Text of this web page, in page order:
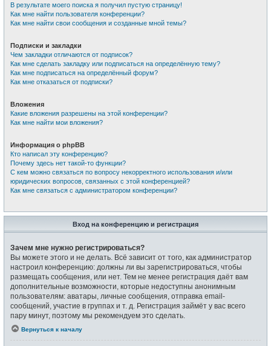
В результате моего поиска я получил пустую страницу!
Как мне найти пользователя конференции?
Как мне найти свои сообщения и созданные мной темы?
Подписки и закладки
Чем закладки отличаются от подписок?
Как мне сделать закладку или подписаться на определённую тему?
Как мне подписаться на определённый форум?
Как мне отказаться от подписки?
Вложения
Какие вложения разрешены на этой конференции?
Как мне найти мои вложения?
Информация о phpBB
Кто написал эту конференцию?
Почему здесь нет такой-то функции?
С кем можно связаться по вопросу некорректного использования и/или
юридических вопросов, связанных с этой конференцией?
Как мне связаться с администратором конференции?
Вход на конференцию и регистрация
Зачем мне нужно регистрироваться?
Вы можете этого и не делать. Всё зависит от того, как администратор
настроил конференцию: должны ли вы зарегистрироваться, чтобы
размещать сообщения, или нет. Тем не менее регистрация даёт вам
дополнительные возможности, которые недоступны анонимным
пользователям: аватары, личные сообщения, отправка email-
сообщений, участие в группах и т. д. Регистрация займёт у вас всего
пару минут, поэтому мы рекомендуем это сделать.
Вернуться к началу